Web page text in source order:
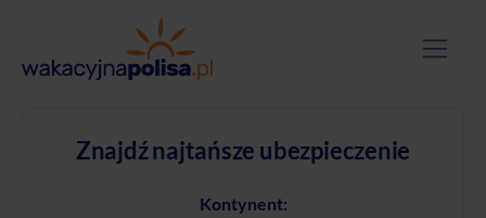
Znajdź najtańsze ubezpieczenie
Kontynent: